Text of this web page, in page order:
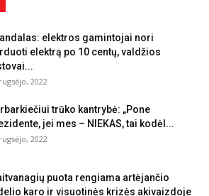
elektros gamintojai nori
elektrą po 10 centų, valdžios
2022
trūko kantrybė: „Pone
jei mes – NIEKAS, tai kodėl...
2022
puota rengiama artėjančio
karo ir visuotinės krizės akivaizdoje